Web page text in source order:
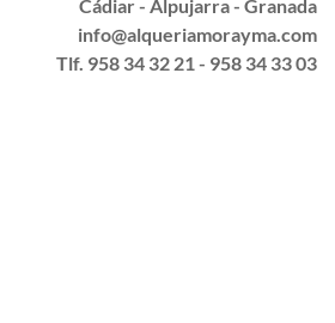
Cádiar - Alpujarra - Granada
info@alqueriamorayma.com
Tlf. 958 34 32 21 - 958 34 33 03